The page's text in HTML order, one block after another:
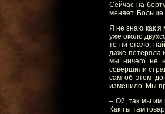
Сейчас на
меняет. Больше
Я не знаю как я
уже около
то ни стало,
даже потеряла
мы ничего не
совершили
сам об этом
изменило. Мы
– Ой, так мы им
Как ты там